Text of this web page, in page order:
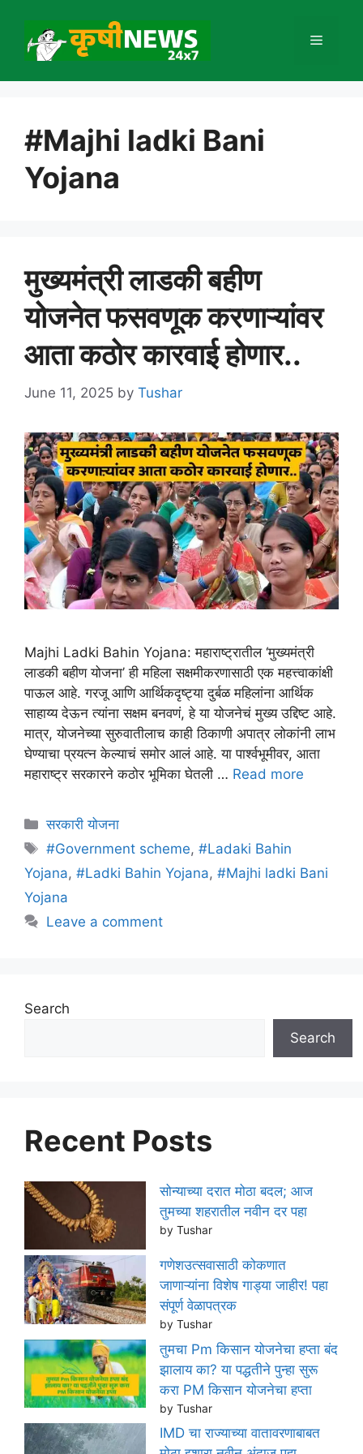
content
Menu
#Majhi ladki Bani
Yojana
मुख्यमंत्री लाडकी बहीण
योजनेत फसवणूक करणाऱ्यांवर
आता कठोर कारवाई होणार..
June 11, 2025 by Tushar
Majhi Ladki Bahin Yojana: महाराष्ट्रातील ‘मुख्यमंत्री
लाडकी बहीण योजना’ ही महिला सक्षमीकरणासाठी एक महत्त्वाकांक्षी
पाऊल आहे. गरजू आणि आर्थिकदृष्ट्या दुर्बळ महिलांना आर्थिक
साहाय्य देऊन त्यांना सक्षम बनवणं, हे या योजनेचं मुख्य उद्दिष्ट आहे.
मात्र, योजनेच्या सुरुवातीलाच काही ठिकाणी अपात्र लोकांनी लाभ
घेण्याचा प्रयत्न केल्याचं समोर आलं आहे. या पार्श्वभूमीवर, आता
महाराष्ट्र सरकारने कठोर भूमिका घेतली … Read more
Categories
सरकारी योजना
Tags
#Government scheme,#Ladaki Bahin
Yojana, #Ladki Bahin Yojana, #Majhi ladki Bani
Yojana
Leave a comment
Search
Search
Recent Posts
सोन्याच्या दरात मोठा बदल; आज
तुमच्या शहरातील नवीन दर पहा
by Tushar
गणेशउत्सवासाठी कोकणात
जाणाऱ्यांना विशेष गाड्या जाहीर! पहा
संपूर्ण वेळापत्रक
by Tushar
तुमचा Pm किसान योजनेचा हप्ता बंद
झालाय का? या पद्धतीने पुन्हा सुरू
करा PM किसान योजनेचा हप्ता
by Tushar
IMD चा राज्याच्या वातावरणाबाबत